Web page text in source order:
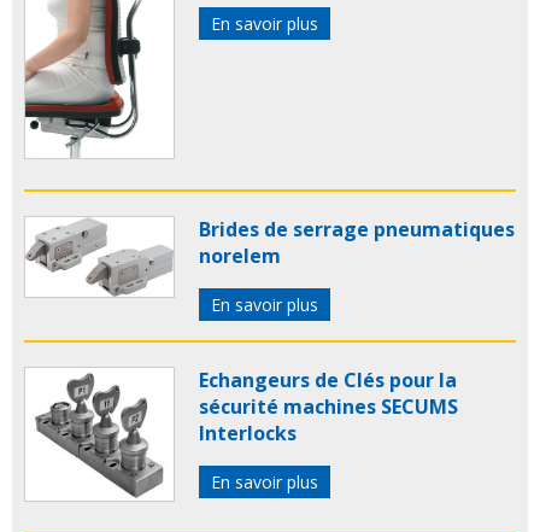
En savoir plus
Brides de serrage pneumatiques
norelem
En savoir plus
Echangeurs de Clés pour la
sécurité machines SECUMS
Interlocks
En savoir plus